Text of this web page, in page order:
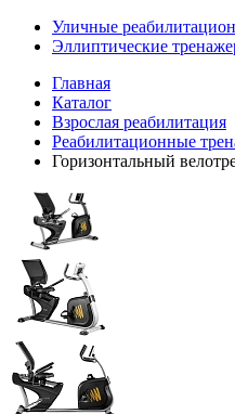
Уличные
Эллиптические
Главная
Каталог
Взрослая реабилитация
Реабилитационные
Горизонтальный